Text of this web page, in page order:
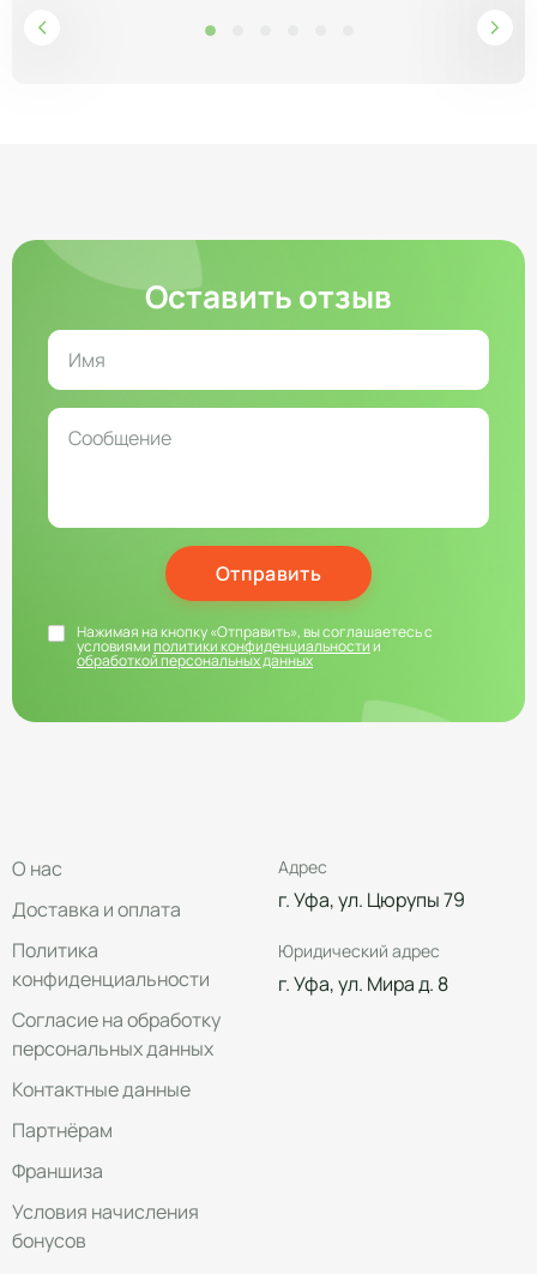
Оставить отзыв
Отправить
Нажимая на кнопку «Отправить», вы соглашаетесь с
условиямиполитики конфиденциальностии
обработкой персональных данных
О нас
Доставка и оплата
Политика
конфиденциальности
Согласие на обработку
персональных данных
Контактные данные
Партнёрам
Франшиза
Условия начисления
бонусов
Адрес
г. Уфа, ул. Цюрупы 79
Юридический адрес
г. Уфа, ул. Мира д. 8